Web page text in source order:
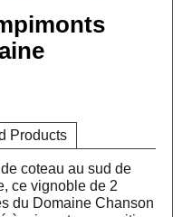
Products
coteau au sud de
ce vignoble de 2
du Domaine Chanson